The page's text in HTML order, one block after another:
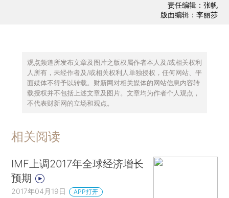
责任编辑：张帆
版面编辑：李丽莎
观点频道所发布文章及图片之版权属作者本人及/或相关权利
人所有，未经作者及/或相关权利人单独授权，任何网站、平
面媒体不得予以转载。财新网对相关媒体的网站信息内容转
载授权并不包括上述文章及图片。文章均为作者个人观点，
不代表财新网的立场和观点。
相关阅读
IMF上调2017年全球经济增长
预期
2017年04月19日 APP打开